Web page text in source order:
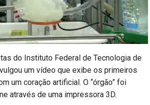
do Instituto Federal de Tecnologia de
um vídeo que exibe os primeiros
um coração artificial. O “órgão” foi
através de uma impressora 3D.